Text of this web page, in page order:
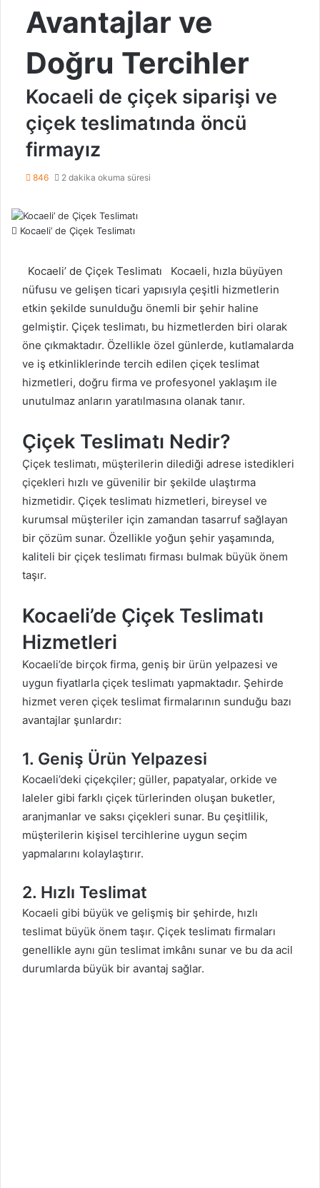
Avantajlar ve
Doğru Tercihler
Kocaeli de çiçek siparişi ve
çiçek teslimatında öncü
firmayız
846 2 dakika okuma süresi
Kocaeli’ de Çiçek Teslimatı
Kocaeli’ de Çiçek Teslimatı Kocaeli, hızla büyüyen
nüfusu ve gelişen ticari yapısıyla çeşitli hizmetlerin
etkin şekilde sunulduğu önemli bir şehir haline
gelmiştir. Çiçek teslimatı, bu hizmetlerden biri olarak
öne çıkmaktadır. Özellikle özel günlerde, kutlamalarda
ve iş etkinliklerinde tercih edilen çiçek teslimat
hizmetleri, doğru firma ve profesyonel yaklaşım ile
unutulmaz anların yaratılmasına olanak tanır.
Çiçek Teslimatı Nedir?
Çiçek teslimatı, müşterilerin dilediği adrese istedikleri
çiçekleri hızlı ve güvenilir bir şekilde ulaştırma
hizmetidir. Çiçek teslimatı hizmetleri, bireysel ve
kurumsal müşteriler için zamandan tasarruf sağlayan
bir çözüm sunar. Özellikle yoğun şehir yaşamında,
kaliteli bir çiçek teslimatı firması bulmak büyük önem
taşır.
Kocaeli’de Çiçek Teslimatı
Hizmetleri
Kocaeli’de birçok firma, geniş bir ürün yelpazesi ve
uygun fiyatlarla çiçek teslimatı yapmaktadır. Şehirde
hizmet veren çiçek teslimat firmalarının sunduğu bazı
avantajlar şunlardır:
1. Geniş Ürün Yelpazesi
Kocaeli’deki çiçekçiler; güller, papatyalar, orkide ve
laleler gibi farklı çiçek türlerinden oluşan buketler,
aranjmanlar ve saksı çiçekleri sunar. Bu çeşitlilik,
müşterilerin kişisel tercihlerine uygun seçim
yapmalarını kolaylaştırır.
2. Hızlı Teslimat
Kocaeli gibi büyük ve gelişmiş bir şehirde, hızlı
teslimat büyük önem taşır. Çiçek teslimatı firmaları
genellikle aynı gün teslimat imkânı sunar ve bu da acil
durumlarda büyük bir avantaj sağlar.